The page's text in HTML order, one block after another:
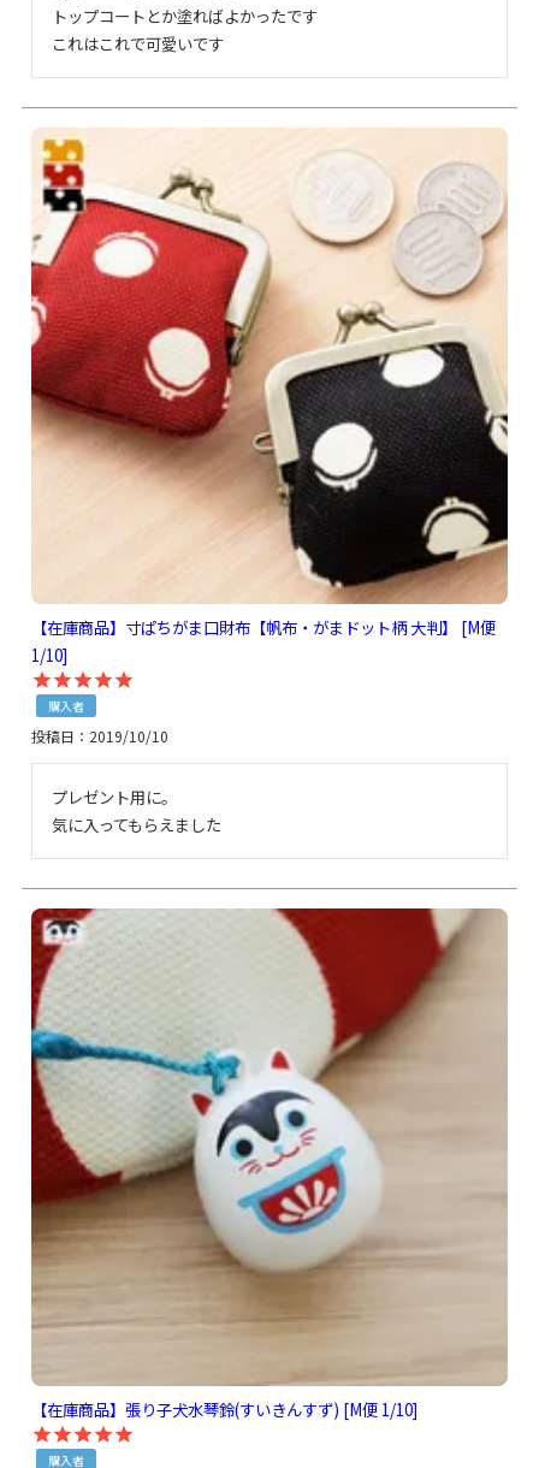
トップコートとか塗ればよかったです
これはこれで可愛いです
【在庫商品】寸ぱちがま口財布【帆布・がまドット柄 大判】 [M便
1/10]
購入者
投稿日 2019/10/10
プレゼント用に。
気に入ってもらえました
【在庫商品】張り子犬水琴鈴(すいきんすず) [M便 1/10]
購入者